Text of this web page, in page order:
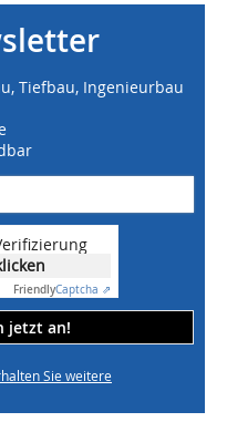
Tiefbau, Ingenieurbau
FriendlyCaptcha ⇗
jetzt an!
Sie weitere